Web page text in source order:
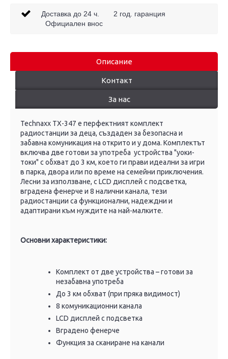
Доставка до 24 ч. 2 год. гаранция
Официален внос
Описание
Контакт
За нас
Technaxx TX-347 е перфектният комплект
радиостанции за деца, създаден за безопасна и
забавна комуникация на открито и у дома. Комплектът
включва две готови за употреба устройства "уоки-
токи" с обхват до 3 км, което ги прави идеални за игри
в парка, двора или по време на семейни приключения.
Лесни за използване, с LCD дисплей с подсветка,
вградена фенерче и 8 налични канала, тези
радиостанции са функционални, надеждни и
адаптирани към нуждите на най-малките.
Основни характеристики:
Комплект от две устройства – готови за
незабавна употреба
До 3 км обхват (при пряка видимост)
8 комуникационни канала
LCD дисплей с подсветка
Вградено фенерче
Функция за сканиране на канали